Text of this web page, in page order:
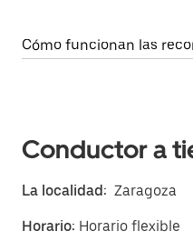
Cómo funcionan las
Conductor a
La localidad: Zaragoza
Horario: Horario flexible